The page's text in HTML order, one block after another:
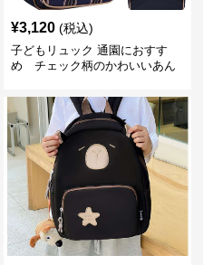
¥3,120 (税込)
子どもリュック 通園におすす
め チェック柄のかわいいあん